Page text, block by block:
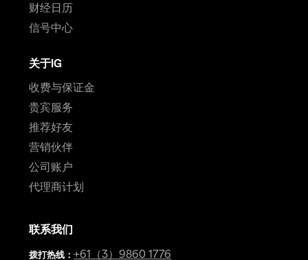
财经日历
信号中心
关于IG
收费与保证金
贵宾服务
推荐好友
营销伙伴
公司账户
代理商计划
联系我们
拨打热线 ： +61（3）9860 1776